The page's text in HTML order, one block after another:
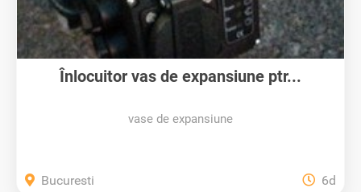
Înlocuitor vas de expansiune ptr...
vase de expansiune
Bucuresti 6d